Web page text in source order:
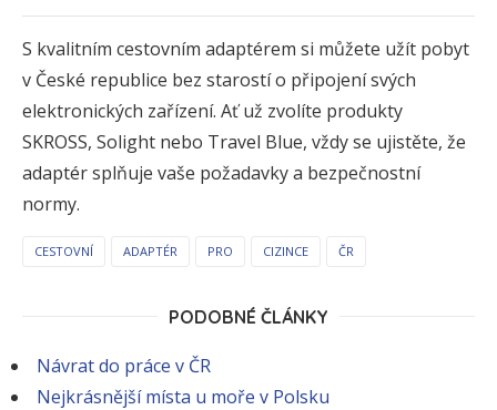
S kvalitním cestovním adaptérem si můžete užít pobyt
v České republice bez starostí o připojení svých
elektronických zařízení. Ať už zvolíte produkty
SKROSS, Solight nebo Travel Blue, vždy se ujistěte, že
adaptér splňuje vaše požadavky a bezpečnostní
normy.
CESTOVNÍ ADAPTÉR PRO CIZINCE ČR
PODOBNÉ ČLÁNKY
Návrat do práce v ČR
Nejkrásnější místa u moře v Polsku